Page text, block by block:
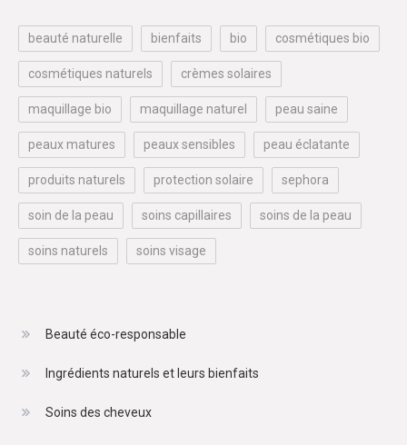
beauté naturelle bienfaits bio cosmétiques bio
cosmétiques naturels crèmes solaires
maquillage bio maquillage naturel peau saine
peaux matures peaux sensibles peau éclatante
produits naturels protection solaire sephora
soin de la peau soins capillaires soins de la peau
soins naturels soins visage
Beauté éco-responsable
Ingrédients naturels et leurs bienfaits
Soins des cheveux